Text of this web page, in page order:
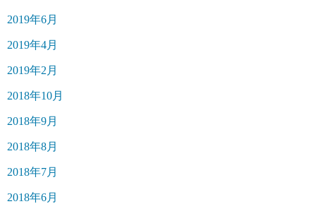
2019年6月
2019年4月
2019年2月
2018年10月
2018年9月
2018年8月
2018年7月
2018年6月